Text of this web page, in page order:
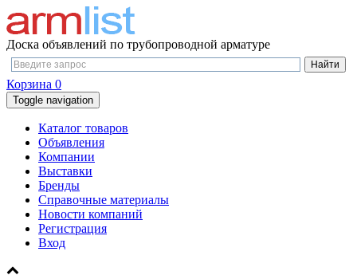
Доска объявлений по трубопроводной арматуре
Корзина 0
Toggle navigation
Каталог товаров
Объявления
Компании
Выставки
Бренды
Справочные материалы
Новости компаний
Регистрация
Вход